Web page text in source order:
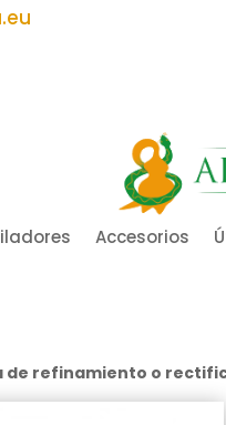
Accesorios
de refinamiento o